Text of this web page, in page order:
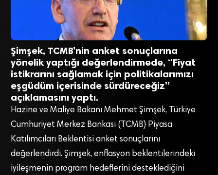
Şimşek, TCMB’nin anket sonuçlarına
yönelik yaptığı değerlendirmede, “Fiyat
istikrarını sağlamak için politikalarımızı
eşgüdüm içerisinde sürdüreceğiz”
açıklamasını yaptı.
Hazine ve Maliye Bakanı Mehmet Şimşek, Türkiye
Cumhuriyet Merkez Bankası (TCMB) Piyasa
Katılımcıları Beklentisi anket sonuçlarını
değerlendirdi. Şimşek, enflasyon beklentilerindeki
iyileşmenin program hedeflerini desteklediğini